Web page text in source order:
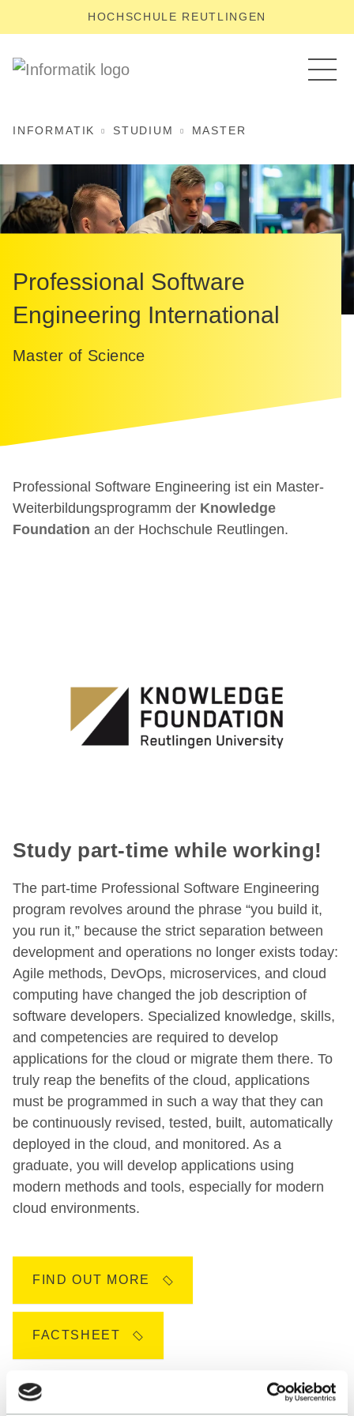
HOCHSCHULE REUTLINGEN
INFORMATIK STUDIUM MASTER
Professional Software
Engineering­ International
Master of Science
Professional Software Engineering ist ein Master-
Weiterbildungsprogramm der Knowledge
Foundation an der Hochschule Reutlingen.
Study part-time while working!
The part-time Professional Software Engineering
program revolves around the phrase “you build it,
you run it,” because the strict separation between
development and operations no longer exists today:
Agile methods, DevOps, microservices, and cloud
computing have changed the job description of
software developers. Specialized knowledge, skills,
and competencies are required to develop
applications for the cloud or migrate them there. To
truly reap the benefits of the cloud, applications
must be programmed in such a way that they can
be continuously revised, tested, built, automatically
deployed in the cloud, and monitored. As a
graduate, you will develop applications using
modern methods and tools, especially for modern
cloud environments.
FIND OUT MORE
FACTSHEET